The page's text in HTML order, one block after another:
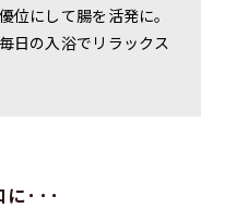
にして腸を活発に。
日の入浴でリラックス
･･･